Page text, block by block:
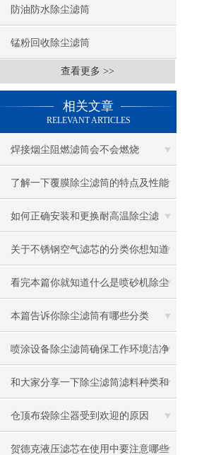
防油防水除尘滤筒
锰粉回收除尘滤筒
查看更多 >>
相关文章
RELEVANT ARTICLES
焊接烟尘阻燃滤筒会不会燃烧
了解一下覆膜除尘滤筒的特点及性能
有哪些吧
如何正确安装和更换耐高温除尘滤
芯？
关于不锈钢空气滤芯的分类你想知道
的都在这
看完本篇你就知道什么是喷砂机除尘
滤芯了
本篇告诉你除尘滤筒有哪些分类
喷涂设备除尘滤筒确保工作环境洁净
与健康
和大家分享一下除尘滤筒滤料种类和
安装方式
仓顶布袋除尘器受到欢迎的原因
贺德克液压滤芯在使用中要注意哪些